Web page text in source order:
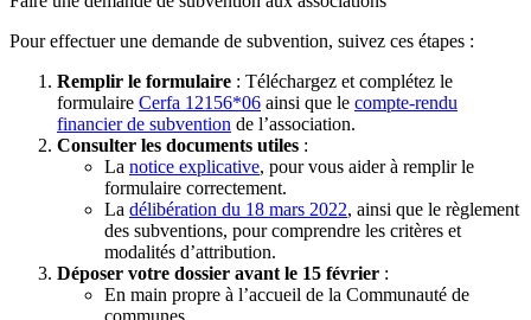
Pour effectuer une demande de subvention, suivez ces étapes :
Remplir le formulaire : Téléchargez et complétez le
formulaire Cerfa 12156*06 ainsi que le compte-rendu
financier de subvention de l’association.
Consulter les documents utiles :
La notice explicative, pour vous aider à remplir le
formulaire correctement.
La délibération du 18 mars 2022, ainsi que le règlement
des subventions, pour comprendre les critères et
modalités d’attribution.
Déposer votre dossier avant le 15 février :
En main propre à l’accueil de la Communauté de
communes.